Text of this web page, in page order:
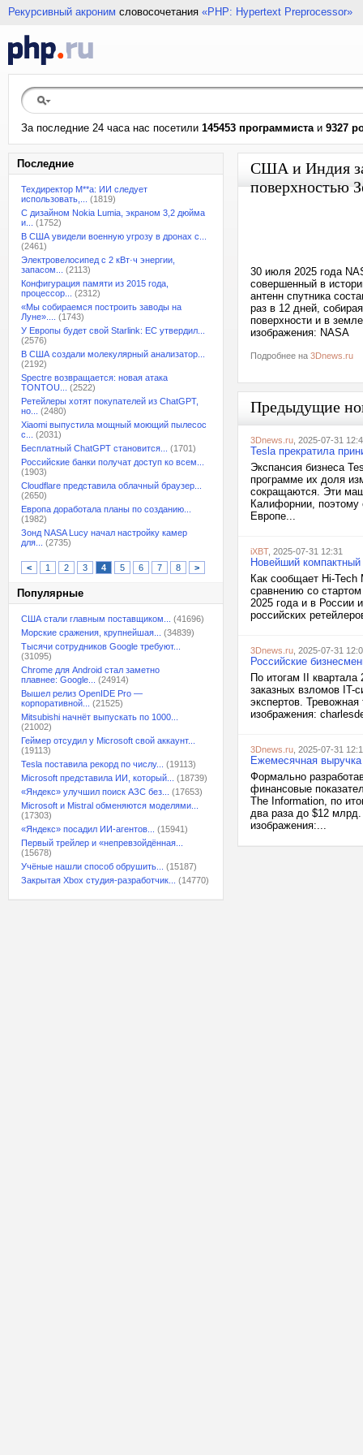
Рекурсивный акроним словосочетания «PHP: Hypertext Preprocessor»
За последние 24 часа нас посетили 145453 программистаи 9327
Последние
Техдиректор M**a: ИИ следует
использовать,...
(1819)
С дизайном Nokia Lumia, экраном 3,2 дюйма
и...
(1752)
В США увидели военную угрозу в дронах с...
(2461)
Электровелосипед с 2 кВт·ч энергии,
запасом...
(2113)
Конфигурация памяти из 2015 года,
процессор...
(2312)
«Мы собираемся построить заводы на
Луне»....
(1743)
У Европы будет свой Starlink: ЕС утвердил...
(2576)
В США создали молекулярный анализатор...
(2192)
Spectre возвращается: новая атака
TONTOU...
(2522)
Ретейлеры хотят покупателей из ChatGPT,
но...
(2480)
Xiaomi выпустила мощный моющий пылесос
с...
(2031)
Бесплатный ChatGPT становится...
(1701)
Российские банки получат доступ ко всем...
(1903)
Cloudflare представила облачный браузер...
(2650)
Европа доработала планы по созданию...
(1982)
Зонд NASA Lucy начал настройку камер
для...
(2735)
< 1 2 3 4 5 6 7 8 >
Популярные
США стали главным поставщиком...
(41696)
Морские сражения, крупнейшая...
(34839)
Тысячи сотрудников Google требуют...
(31095)
Chrome для Android стал заметно
плавнее: Google...
(24914)
Вышел релиз OpenIDE Pro —
корпоративной...
(21525)
Mitsubishi начнёт выпускать по 1000...
(21002)
Геймер отсудил у Microsoft свой аккаунт...
(19113)
Tesla поставила рекорд по числу...
(19113)
Microsoft представила ИИ, который...
(18739)
«Яндекс» улучшил поиск АЗС без...
(17653)
Microsoft и Mistral обменяются моделями...
(17303)
«Яндекс» посадил ИИ-агентов...
(15941)
Первый трейлер и «непревзойдённая...
(15678)
Учёные нашли способ обрушить...
(15187)
Закрытая Xbox студия-разработчик...
(14770)
США и Индия
поверхностью
30 июля 2025 года
совершенный в
антенн спутника
раз в 12 дней,
поверхности и в
изображения: NASA
Подробнее на 3Dnews.ru
Предыдущие
3Dnews.ru , 2025-07-31
Tesla прекратила
Экспансия бизнеса
программе их доля
сокращаются. Эти
Калифорнии, поэтому
Европе...
iXBT, 2025-07-31 12:31
Новейший
Как сообщает Hi-
сравнению со
2025 года и в России
российских
3Dnews.ru , 2025-07-31
Российские
По итогам II квартала
заказных взломов IT-
экспертов.
изображения:
3Dnews.ru , 2025-07-31
Ежемесячная
Формально
финансовые
The Information, по
два раза до $12
изображения:...